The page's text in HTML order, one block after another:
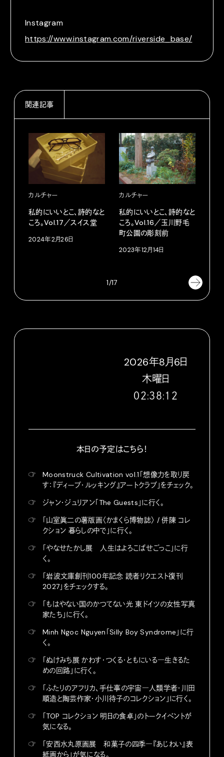
Instagram
https://www.instagram.com/riverside_base/
関連記事
カルチャー
私的にいいとこ、詩的なと
ころ。Vol.17／スイス堂
2024年2月26日
カルチャー
私的にいいとこ、詩的なと
ころ。Vol.16／玉川野毛
町公園の彫刻前
2023年12月14日
1/17
2026年8月6日
木曜日
０２:３８:１３
本日の予定はこちら！
☞
Moonstruck Cultivation vol.1「想像力を取り戻
す：『ディープ・ルッキング』アートクラブ」をチェック。
☞
ジャン・ジュリアン「The Guests」に行く。
☞
「山室眞二の薯版画〈かまくら博物誌〉 / 併陳 コレ
クション 暮らしの中で」に行く。
☞
「やなせたかし展 人生はよろこばせごっこ」に行
く。
☞
「岩波文庫創刊100年記念 読者リクエスト復刊
2027」をチェックする。
☞
「もはやない国のかつてない光 東ドイツの女性写真
家たち」に行く。
☞
Minh Ngoc Nguyen「Silly Boy Syndrome」に行
く。
☞
「ぬけみち展 かわす・つくる・ともにいる―生きるた
めの回路」に行く。
☞
「ふたりのアフリカ、手仕事の宇宙―人類学者・川田
順造と陶芸作家・小川待子のコレクション」に行く。
☞
「TOP コレクション 明日の食卓」のトークイベントが
気になる。
☞
「安西水丸原画展 和菓子の四季―『あじわい』表
紙画から」が気になる。